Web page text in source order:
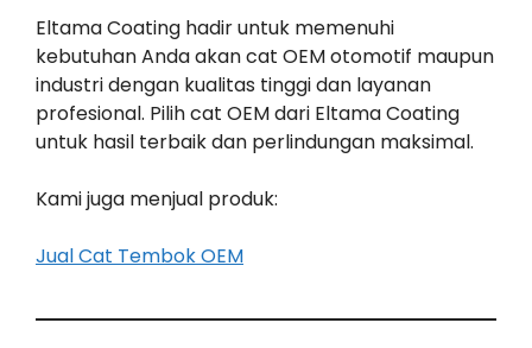
Eltama Coating hadir untuk memenuhi
kebutuhan Anda akan cat OEM otomotif maupun
industri dengan kualitas tinggi dan layanan
profesional. Pilih cat OEM dari Eltama Coating
untuk hasil terbaik dan perlindungan maksimal.
Kami juga menjual produk:
Jual Cat Tembok OEM